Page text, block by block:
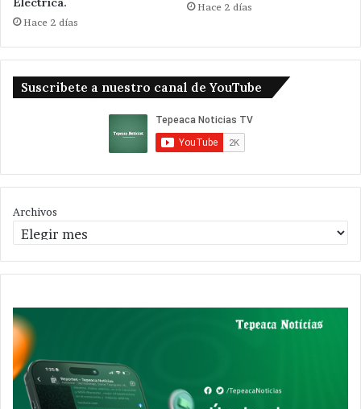
Hace 2 días
Hace 2 días
Suscribete a nuestro canal de YouTube
Archivos